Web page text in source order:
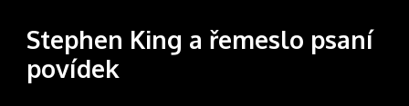
Stephen King a řemeslo psaní
povídek